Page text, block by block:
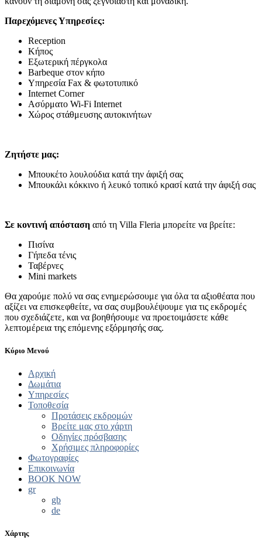
Παρεχόμενες Υπηρεσίες:
Reception
Κήπος
Εξωτερική πέργκολα
Barbeque στον κήπο
Υπηρεσία Fax & φωτοτυπικό
Internet Corner
Ασύρματο Wi-Fi Internet
Χώρος στάθμευσης αυτοκινήτων
Ζητήστε μας:
Μπουκέτο λουλούδια κατά την άφιξή σας
Μπουκάλι κόκκινο ή λευκό τοπικό κρασί κατά την άφιξή σας
Σε κοντινή απόσταση από τη Villa Fleria μπορείτε να βρείτε:
Πισίνα
Γήπεδα τένις
Ταβέρνες
Mini markets
Θα χαρούμε πολύ να σας ενημερώσουμε για όλα τα αξιοθέατα που
αξίζει να επισκεφθείτε, να σας συμβουλέψουμε για τις εκδρομές
που σχεδιάζετε, και να βοηθήσουμε να προετοιμάσετε κάθε
λεπτομέρεια της επόμενης εξόρμησής σας.
Κύριο Μενού
Αρχική
Δωμάτια
Υπηρεσίες
Τοποθεσία
Προτάσεις εκδρομών
Βρείτε μας στο χάρτη
Οδηγίες πρόσβασης
Χρήσιμες πληροφορίες
Φωτογραφίες
Επικοινωνία
BOOK NOW
gr
gb
de
Χάρτης